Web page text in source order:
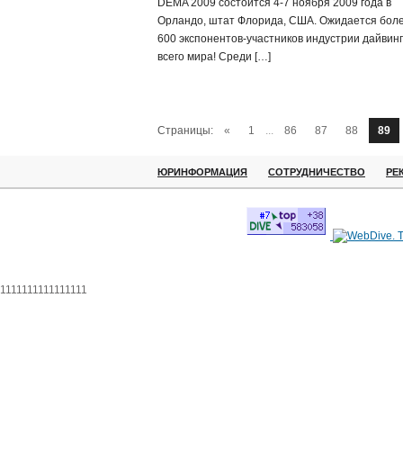
DEMA 2009 состоится 4-7 ноября 2009 года в
Орландо, штат Флорида, США. Ожидается
600 экспонентов-участников индустрии
всего мира! Среди […]
Страницы: « 1 ... 86 87 88 89
ЮРИНФОРМАЦИЯ СОТРУДНИЧЕСТВО
1111111111111111